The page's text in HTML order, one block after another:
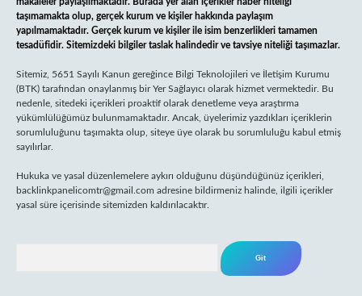
taşımamakta olup, gerçek kurum ve kişiler hakkında paylaşım
yapılmamaktadır. Gerçek kurum ve kişiler ile isim benzerlikleri tamamen
tesadüfidir. Sitemizdeki bilgiler taslak halindedir ve tavsiye niteliği taşımazlar.
Sitemiz, 5651 Sayılı Kanun gereğince Bilgi Teknolojileri ve İletişim Kurumu
(BTK) tarafından onaylanmış bir Yer Sağlayıcı olarak hizmet vermektedir. Bu
nedenle, sitedeki içerikleri proaktif olarak denetleme veya araştırma
yükümlülüğümüz bulunmamaktadır. Ancak, üyelerimiz yazdıkları içeriklerin
sorumluluğunu taşımakta olup, siteye üye olarak bu sorumluluğu kabul etmiş
sayılırlar.
Hukuka ve yasal düzenlemelere aykırı olduğunu düşündüğünüz içerikleri,
backlinkpanelicomtr@gmail.com adresine bildirmeniz halinde, ilgili içerikler
yasal süre içerisinde sitemizden kaldırılacaktır.